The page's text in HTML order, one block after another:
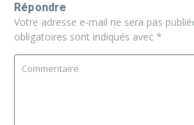
Répondre
Votre adresse e-mail ne sera pas
obligatoires sont indiqués avec *